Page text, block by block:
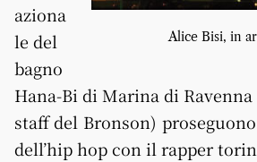
Alice Bisi, in
aziona
le del
bagno
Hana-Bi di Marina di
staff del Bronson) proseguono
dell’hip hop con il rapper